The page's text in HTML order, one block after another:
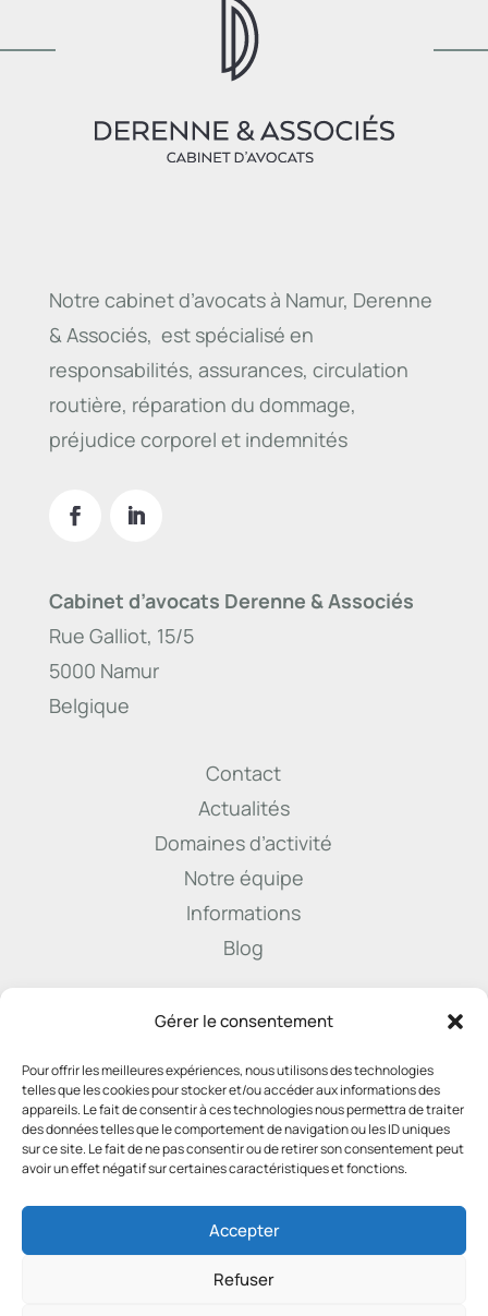
Gérer le consentement
Pour offrir les meilleures expériences, nous utilisons des technologies
telles que les cookies pour stocker et/ou accéder aux informations des
appareils. Le fait de consentir à ces technologies nous permettra de traiter
des données telles que le comportement de navigation ou les ID uniques
sur ce site. Le fait de ne pas consentir ou de retirer son consentement peut
avoir un effet négatif sur certaines caractéristiques et fonctions.
Accepter
Refuser
Notre cabinet d’avocats à Namur, Derenne
& Associés, est spécialisé en
responsabilités, assurances, circulation
routière, réparation du dommage,
préjudice corporel et indemnités
Cabinet d’avocats Derenne & Associés
Rue Galliot, 15/5
5000 Namur
Belgique
Contact
Actualités
Domaines d’activité
Notre équipe
Informations
Blog

info@derenne.law

081 22 45 74